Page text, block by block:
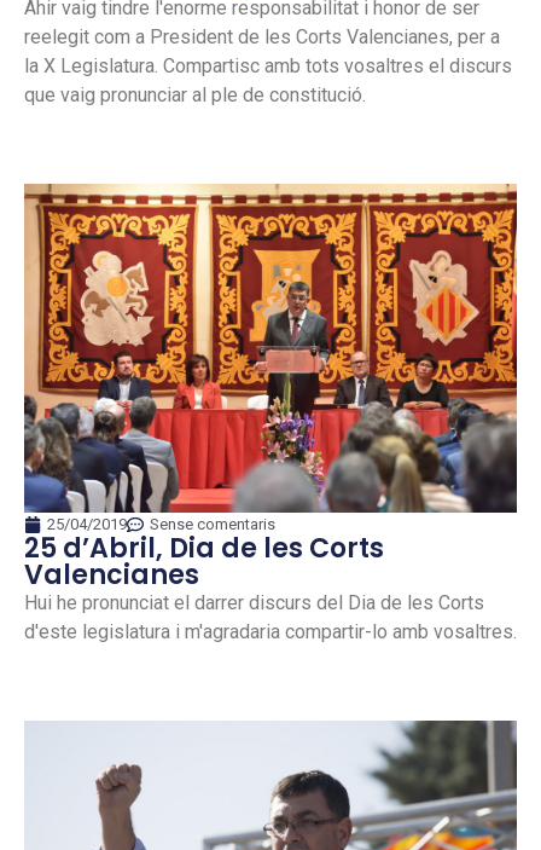
Ahir vaig tindre l'enorme responsabilitat i honor de ser
reelegit com a President de les Corts Valencianes, per a
la X Legislatura. Compartisc amb tots vosaltres el discurs
que vaig pronunciar al ple de constitució.
25/04/2019 Sense comentaris
25 d’Abril, Dia de les Corts
Valencianes
Hui he pronunciat el darrer discurs del Dia de les Corts
d'este legislatura i m'agradaria compartir-lo amb vosaltres.